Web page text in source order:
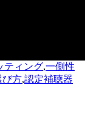
ティング,一側性
び方,認定補聴器